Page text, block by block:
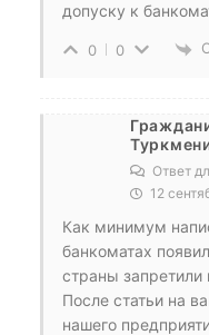
допуску к
0 0
Ответ
12
Как минимум
банкоматах
страны запретили
После статьи на
нашего